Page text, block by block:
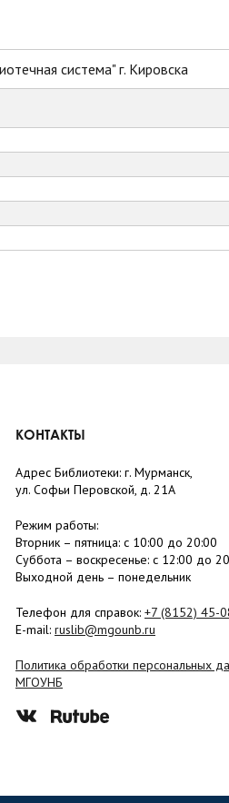
система" г. Кировска
КОНТАКТЫ
Адрес Библиотеки: г. Мурманск,
ул. Софьи Перовской, д. 21А
Режим работы:
Вторник – пятница: с 10:00 до 20:00
Суббота – воскресенье: c 12:00 до
Выходной день – понедельник
Телефон для справок: +7 (8152) 45-
E-mail: ruslib@mgounb.ru
Политика обработки персональных
МГОУНБ